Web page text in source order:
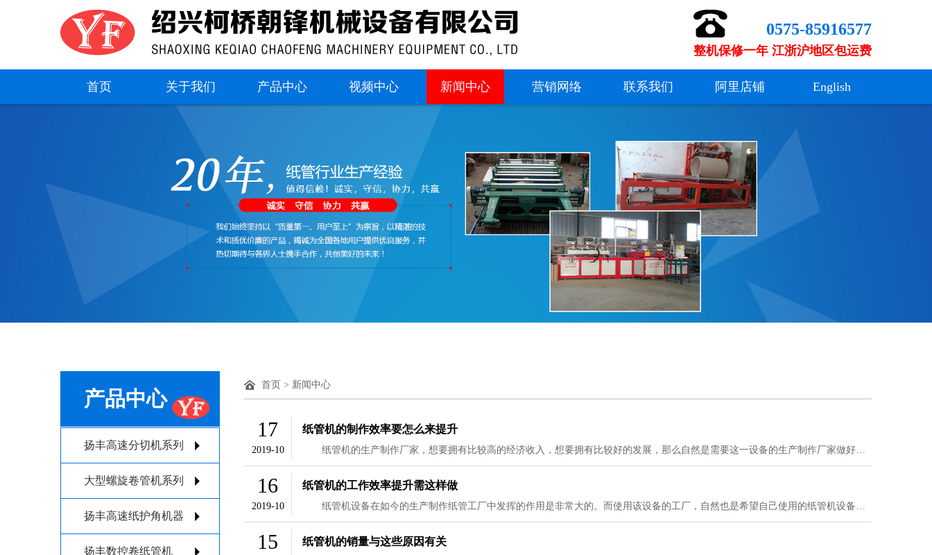
0575-85916577
整机保修一年 江浙沪地区包运费
首页 关于我们 产品中心 视频中心 新闻中心 营销网络 联系我们 阿里店铺 English
产品中心
扬丰高速分切机系列
大型螺旋卷管机系列
扬丰高速纸护角机器
扬丰数控卷纸管机
首页 > 新闻中心
17
2019-10
纸管机的制作效率要怎么来提升
纸管机的生产制作厂家，想要拥有比较高的经济收入，想要拥有比较好的发展，那么自然是需要这一设备的生产制作厂家做好该产品的生产制作工作，提升自己的生产制作效率来实现的了。那么，纸管机设备的生产制作效率要怎么才可以被提升起来呢?下面本文就来简单地介绍一下。
16
2019-10
纸管机的工作效率提升需这样做
纸管机设备在如今的生产制作纸管工厂中发挥的作用是非常大的。而使用该设备的工厂，自然也是希望自己使用的纸管机设备可以拥有比较高的工作效率的。那么，用户需要做好哪些工作，才可以将设备的工作效率提升起来呢?下面本文就来简单地介绍一下。
15 纸管机的销量与这些原因有关